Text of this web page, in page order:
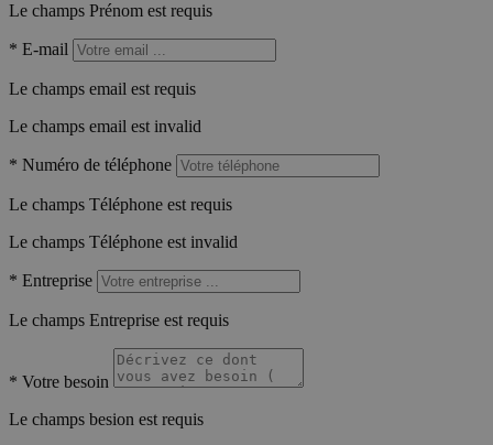
Le champs Prénom est requis
* E-mail
Le champs email est requis
Le champs email est invalid
* Numéro de téléphone
Le champs Téléphone est requis
Le champs Téléphone est invalid
* Entreprise
Le champs Entreprise est requis
* Votre besoin
Le champs besion est requis